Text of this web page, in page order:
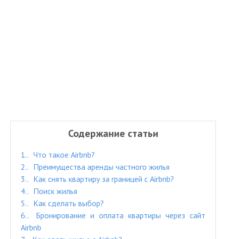
Содержание статьи
1.
Что такое Airbnb?
2.
Преимущества аренды частного жилья
3.
Как снять квартиру за границей с Airbnb?
4.
Поиск жилья
5.
Как сделать выбор?
6.
Бронирование и оплата квартиры через сайт
Airbnb